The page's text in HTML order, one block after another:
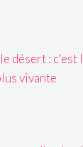
désert : c'est
vivante